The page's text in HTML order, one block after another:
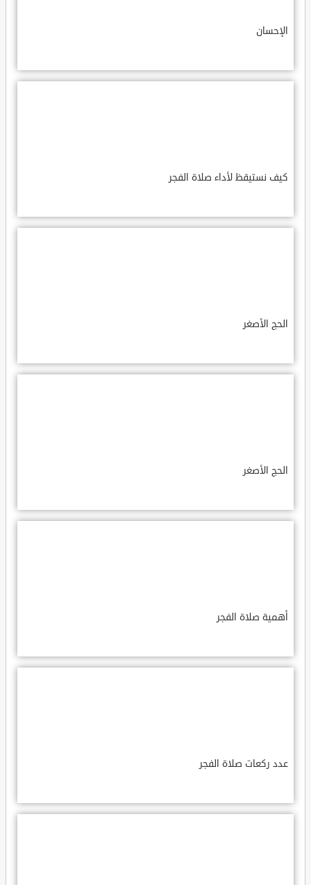
الإحسان
كيف نستيقظ لأداء صلاة الفجر
الحج الأصغر
الحج الأصغر
أهمية صلاة الفجر
عدد ركعات صلاة الفجر